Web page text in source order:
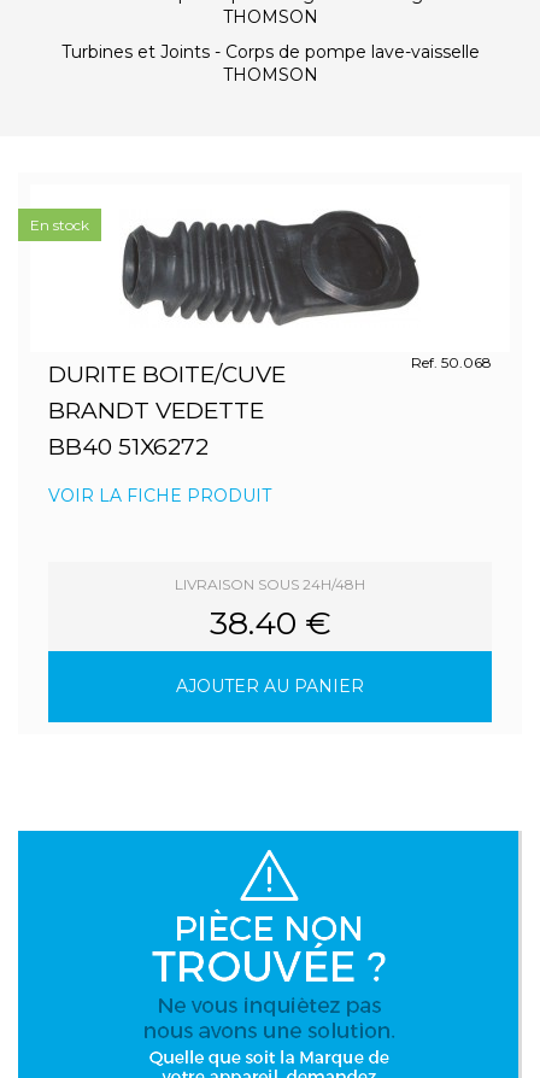
THOMSON
Turbines et Joints - Corps de pompe lave-vaisselle
THOMSON
DURITE BOITE/CUVE
BRANDT VEDETTE
BB40 51X6272
Ref. 50.068
VOIR LA FICHE PRODUIT
LIVRAISON SOUS 24H/48H
38.40 €
AJOUTER AU PANIER
En stock